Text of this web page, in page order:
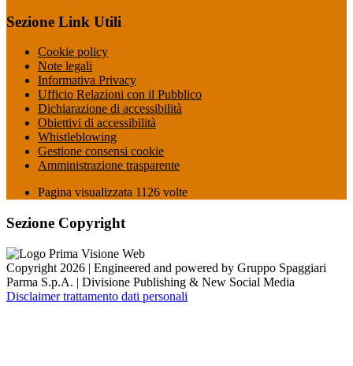
Sezione Link Utili
Cookie policy
Note legali
Informativa Privacy
Ufficio Relazioni con il Pubblico
Dichiarazione di accessibilità
Obiettivi di accessibilità
Whistleblowing
Gestione consensi cookie
Amministrazione trasparente
Pagina visualizzata 1126 volte
Sezione Copyright
Copyright 2026 | Engineered and powered by Gruppo Spaggiari
Parma S.p.A. | Divisione Publishing & New Social Media
Disclaimer trattamento dati personali